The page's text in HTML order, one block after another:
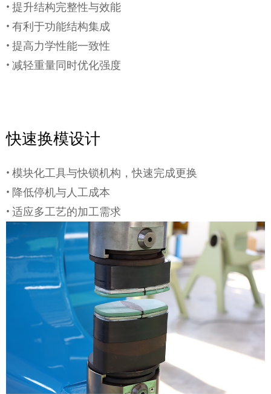
• 提升结构完整性与效能
• 有利于功能结构集成
• 提高力学性能一致性
• 减轻重量同时优化强度
快速换模设计
• 模块化工具与快锁机构，快速完成更换
• 降低停机与人工成本
• 适应多工艺的加工需求